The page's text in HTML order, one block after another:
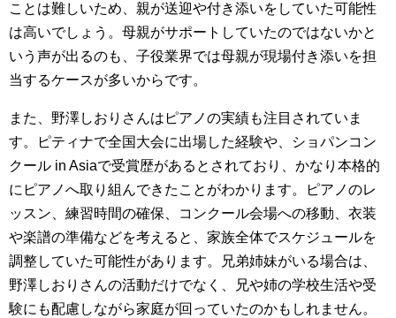
ことは難しいため、親が送迎や付き添いをしていた可能性
は高いでしょう。母親がサポートしていたのではないかと
いう声が出るのも、子役業界では母親が現場付き添いを担
当するケースが多いからです。
また、野澤しおりさんはピアノの実績も注目されていま
す。ピティナで全国大会に出場した経験や、ショパンコン
クール in Asiaで受賞歴があるとされており、かなり本格的
にピアノへ取り組んできたことがわかります。ピアノのレ
ッスン、練習時間の確保、コンクール会場への移動、衣装
や楽譜の準備などを考えると、家族全体でスケジュールを
調整していた可能性があります。兄弟姉妹がいる場合は、
野澤しおりさんの活動だけでなく、兄や姉の学校生活や受
験にも配慮しながら家庭が回っていたのかもしれません。